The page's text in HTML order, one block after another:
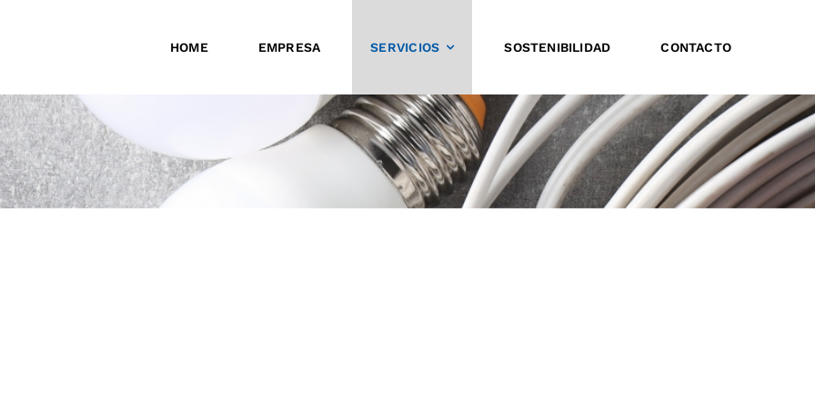
HOME EMPRESA SERVICIOS SOSTENIBILIDAD CONTACTO